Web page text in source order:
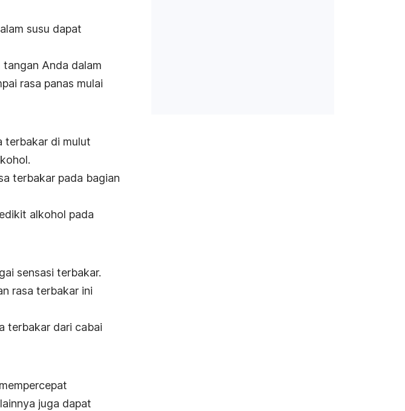
susu dapat
Anda dalam
rasa panas mulai
terbakar di mulut
terbakar pada bagian
alkohol pada
sensasi terbakar.
rasa terbakar ini
terbakar dari cabai
lainnya juga dapat